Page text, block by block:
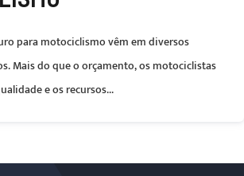
para motociclismo vêm em diversos
Mais do que o orçamento, os motociclistas
e os recursos...